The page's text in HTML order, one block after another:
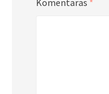
Komentaras *